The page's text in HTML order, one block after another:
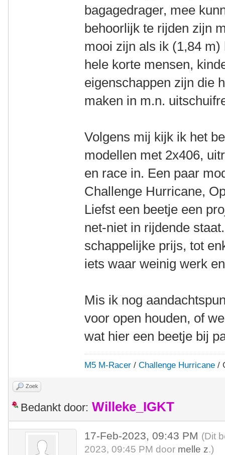
bagagedrager, mee
behoorlijk te rijden zijn
mooi zijn als ik (1,84
hele korte mensen,
eigenschappen zijn die
maken in m.n.
Volgens mij kijk ik het
modellen met 2x406,
en race in. Een paar
Challenge Hurricane,
Liefst een beetje een
net-niet in rijdende
schappelijke prijs, tot
iets waar weinig werk
Mis ik nog
voor open houden, of
wat hier een beetje bij
M5 M-Racer /Challenge Hurricane /
Zoek
Bedankt door: Willeke_IGKT
17-Feb-2023, 09:43 PM (Dit
2023, 09:45 PM door melle z.)